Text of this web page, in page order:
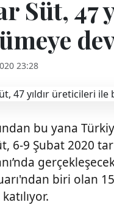
Süt,
23:28
bu yana
6-9 Şubat 2020
biri olan
katılıyor.